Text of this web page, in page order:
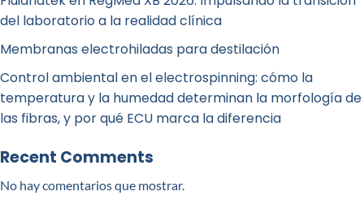
del laboratorio a la realidad clínica
Membranas electrohiladas para destilación
Control ambiental en el electrospinning: cómo la
temperatura y la humedad determinan la morfología de
las fibras, y por qué ECU marca la diferencia
Recent Comments
No hay comentarios que mostrar.